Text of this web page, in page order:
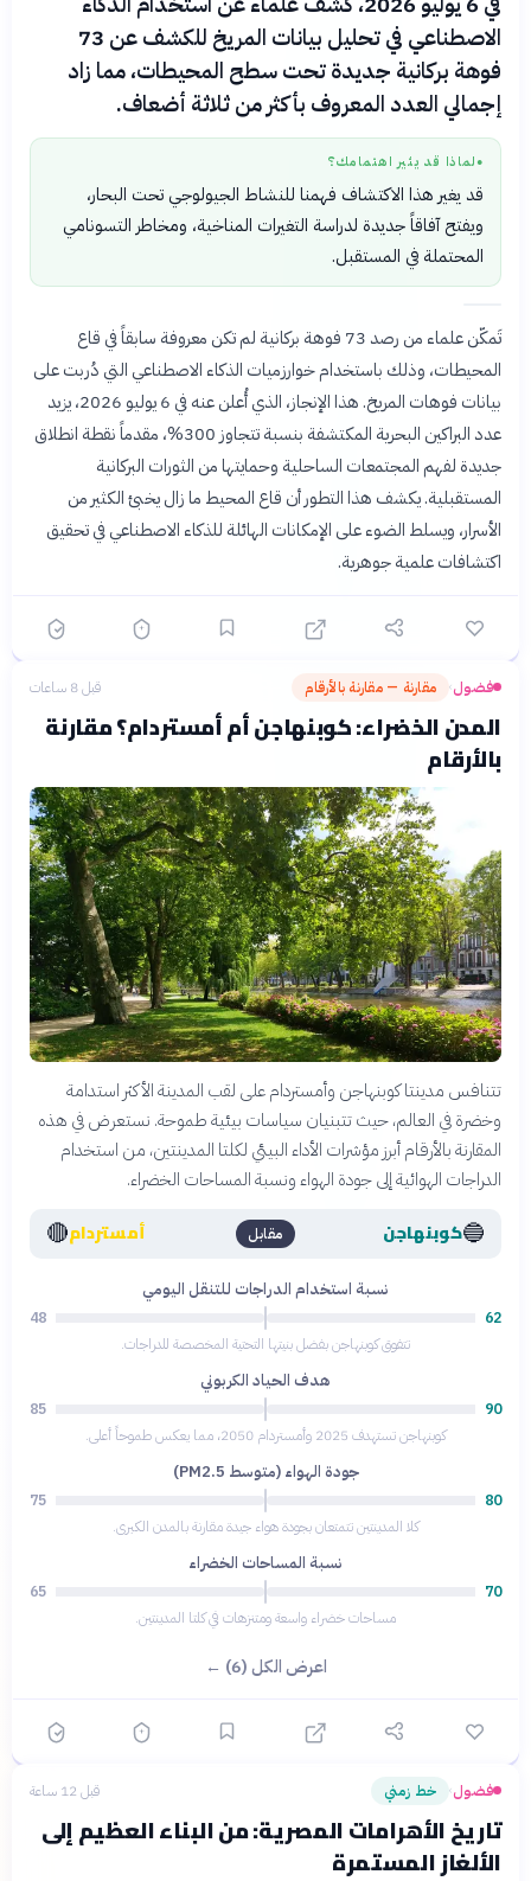
الاصطناعي في تحليل بيانات المريخ للكشف عن 73
فوهة بركانية جديدة تحت سطح المحيطات، مما زاد
إجمالي العدد المعروف بأكثر من ثلاثة أضعاف.
● لماذا قد يثير اهتمامك؟
قد يغير هذا الاكتشاف فهمنا للنشاط الجيولوجي تحت البحار،
ويفتح آفاقاً جديدة لدراسة التغيرات المناخية، ومخاطر التسونامي
المحتملة في المستقبل.
تَمكّن علماء من رصد 73 فوهة بركانية لم تكن معروفة سابقاً في قاع
المحيطات، وذلك باستخدام خوارزميات الذكاء الاصطناعي التي دُربت على
بيانات فوهات المريخ. هذا الإنجاز، الذي أُعلن عنه في 6 يوليو 2026، يزيد
عدد البراكين البحرية المكتشفة بنسبة تتجاوز 300%، مقدماً نقطة انطلاق
جديدة لفهم المجتمعات الساحلية وحمايتها من الثورات البركانية
المستقبلية. يكشف هذا التطور أن قاع المحيط ما زال يخبئ الكثير من
الأسرار، ويسلط الضوء على الإمكانات الهائلة للذكاء الاصطناعي في تحقيق
اكتشافات علمية جوهرية.
فضول› مقارنة — مقارنة بالأرقام قبل 8 ساعات
المدن الخضراء: كوبنهاجن أم أمستردام؟ مقارنة
بالأرقام
تتنافس مدينتا كوبنهاجن وأمستردام على لقب المدينة الأكثر استدامة
وخضرة في العالم، حيث تتبنيان سياسات بيئية طموحة. نستعرض في هذه
المقارنة بالأرقام أبرز مؤشرات الأداء البيئي لكلتا المدينتين، من استخدام
الدراجات الهوائية إلى جودة الهواء ونسبة المساحات الخضراء.
🔵كوبنهاجن مقابل أمستردام🔴
نسبة استخدام الدراجات للتنقل اليومي
62
48
تتفوق كوبنهاجن بفضل بنيتها التحتية المخصصة للدراجات.
هدف الحياد الكربوني
90
85
كوبنهاجن تستهدف 2025 وأمستردام 2050، مما يعكس طموحاً أعلى.
جودة الهواء (متوسط PM2.5)
80
75
كلا المدينتين تتمتعان بجودة هواء جيدة مقارنة بالمدن الكبرى.
نسبة المساحات الخضراء
70
65
مساحات خضراء واسعة ومتنزهات في كلتا المدينتين.
اعرض الكل (6) ←
فضول› خط زمني قبل 12 ساعة
تاريخ الأهرامات المصرية: من البناء العظيم إلى
الألغاز المستمرة